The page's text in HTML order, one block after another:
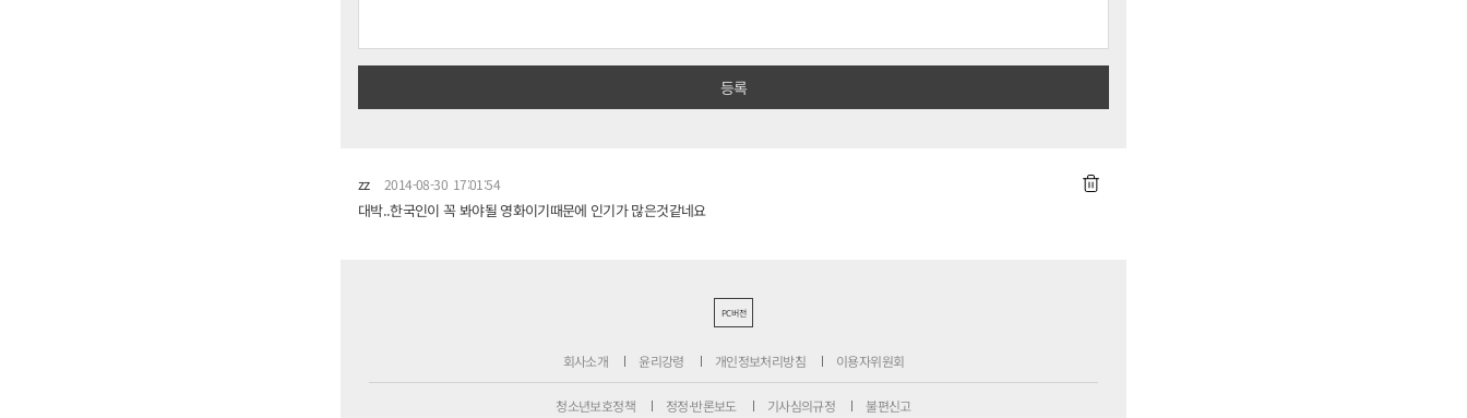
zz 2014-08-30 17:01:54
대박..한국인이 꼭 봐야될 영화이기때문에 인기가 많은것같네요
PC버전
회사소개 윤리강령 개인정보처리방침 이용자위원회
청소년보호정책 정정·반론보도 기사심의규정 불편신고